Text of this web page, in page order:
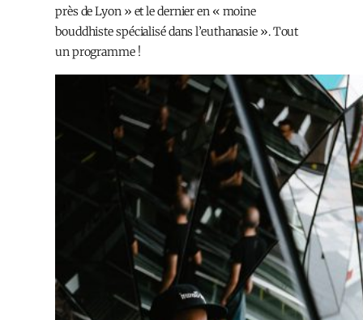
près de Lyon » et le dernier en « moine
bouddhiste spécialisé dans l’euthanasie ». Tout
un programme !